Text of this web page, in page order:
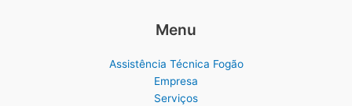
Menu
Assistência Técnica Fogão
Empresa
Serviços